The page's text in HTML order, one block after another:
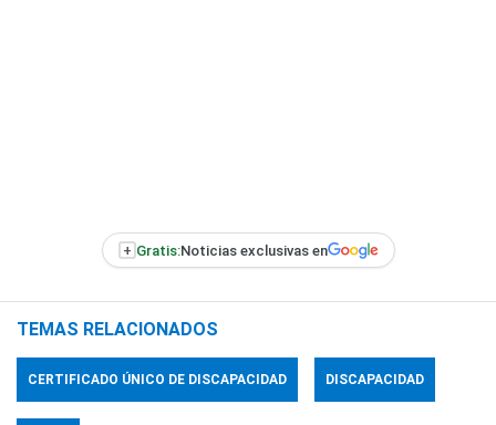
+ Gratis:Noticias exclusivas en
TEMAS RELACIONADOS
CERTIFICADO ÚNICO DE DISCAPACIDAD DISCAPACIDAD